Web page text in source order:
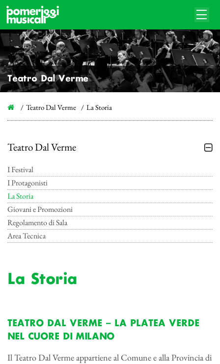
Teatro Dal Verme
Teatro Dal Verme La Storia
Teatro Dal Verme
I Festival
I Protagonisti
La Storia
Giovani e Promozioni
Regolamento di Sala
Area Tecnica
La Storia
TEATRO DAL VERME – LA PLATEA VERDE
NEL CUORE DI MILANO
Il Teatro Dal Verme appartiene al Comune e alla Provincia di